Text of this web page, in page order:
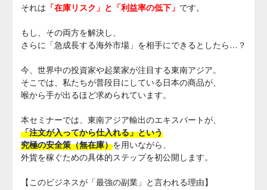
それは 「在庫リスク」と「利益率の低下」 です。
もし、その両方を解決し、
さらに「急成長する海外市場」を相手にできるとしたら…？
今、世界中の投資家や起業家が注目する東南アジア。
そこでは、私たちが普段目にしている日本の商品が、
喉から手が出るほど求められています。
本セミナーでは、東南アジア輸出のエキスパートが、
「注文が入ってから仕入れる」という
究極の安全策（無在庫）を用いながら、
外貨を稼ぐための具体的ステップを初公開します。
【このビジネスが「最強の副業」と言われる理由】